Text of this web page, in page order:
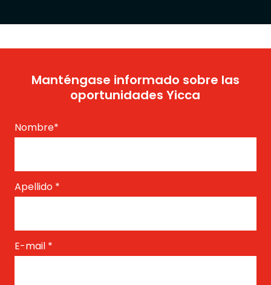
Manténgase informado sobre las
oportunidades Yicca
Nombre*
Apellido *
E-mail *